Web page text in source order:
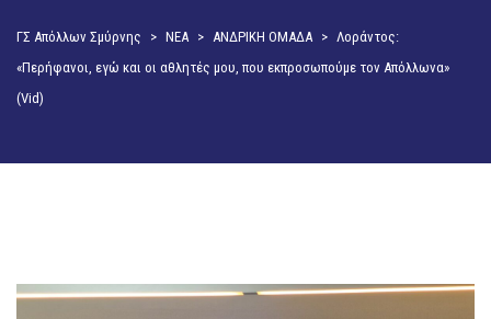
ΓΣ Απόλλων Σμύρνης > ΝΕΑ > ΑΝΔΡΙΚΗ ΟΜΑΔΑ > Λοράντος:
«Περήφανοι, εγώ και οι αθλητές μου, που εκπροσωπούμε τον Απόλλωνα»
(Vid)